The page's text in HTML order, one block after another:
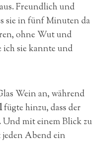
Freundlich und
sie in fünf Minuten da
ohne Wut und
ich sie kannte und
Wein an, während
fügte hinzu, dass der
Und mit einem Blick zu
Abend ein